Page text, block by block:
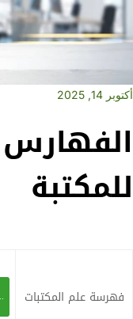
أكتوبر 14, 2025
الفهارس
للمكتبة
فهرسة علم المكتبات